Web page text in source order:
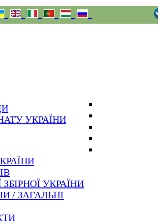
УКРАЇНИ
УКРАЇНИ
/ ЗАГАЛЬНІ